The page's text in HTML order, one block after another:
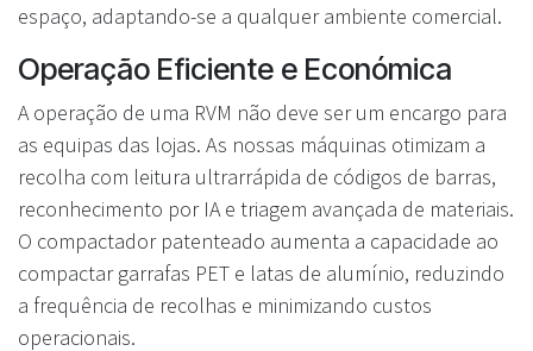
espaço, adaptando-se a qualquer ambiente comercial.
Operação Eficiente e Económica
A operação de uma RVM não deve ser um encargo para
as equipas das lojas. As nossas máquinas otimizam a
recolha com leitura ultrarrápida de códigos de barras,
reconhecimento por IA e triagem avançada de materiais.
O compactador patenteado aumenta a capacidade ao
compactar garrafas PET e latas de alumínio, reduzindo
a frequência de recolhas e minimizando custos
operacionais.